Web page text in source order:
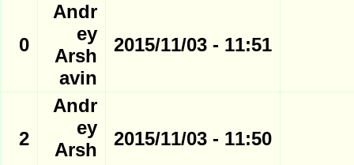
11:51 - 2015/11/03
Andr
ey
Arsh
avin
0
11:50 - 2015/11/03
Andr
ey
Arsh
2